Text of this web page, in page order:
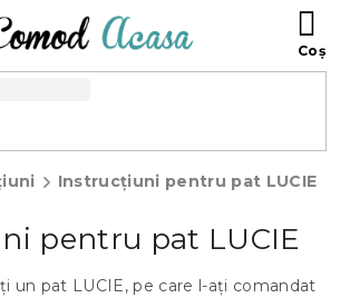
Instrucțiuni pentru pat LUCIE
pentru pat LUCIE
un pat LUCIE, pe care l-ați comandat